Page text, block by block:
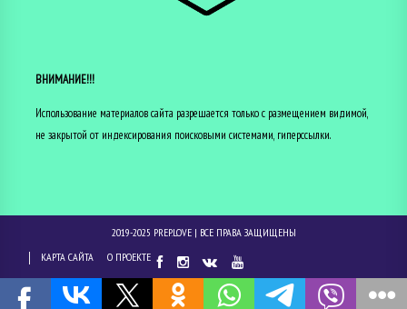
ВНИМАНИЕ!!!
Использование материалов сайта разрешается только с размещением видимой,
не закрытой от индексирования поисковыми системами, гиперссылки.
2019-2025 PREP.LOVE| ВСЕ ПРАВА ЗАЩИЩЕНЫ
КАРТА САЙТА
О ПРОЕКТЕ